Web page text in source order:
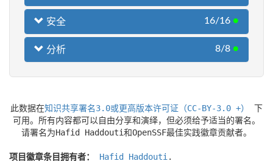
安全 16/16 ●
分析 8/8 ●
此数据在知识共享署名3.0或更高版本许可证（CC-BY-3.0 +）
下
可用。所有内容都可以自由分享和演绎，但必须给予适当的署名。
请署名为Hafid Haddouti和OpenSSF最佳实践徽章贡献者。
项目徽章条目拥有者： Hafid Haddouti .